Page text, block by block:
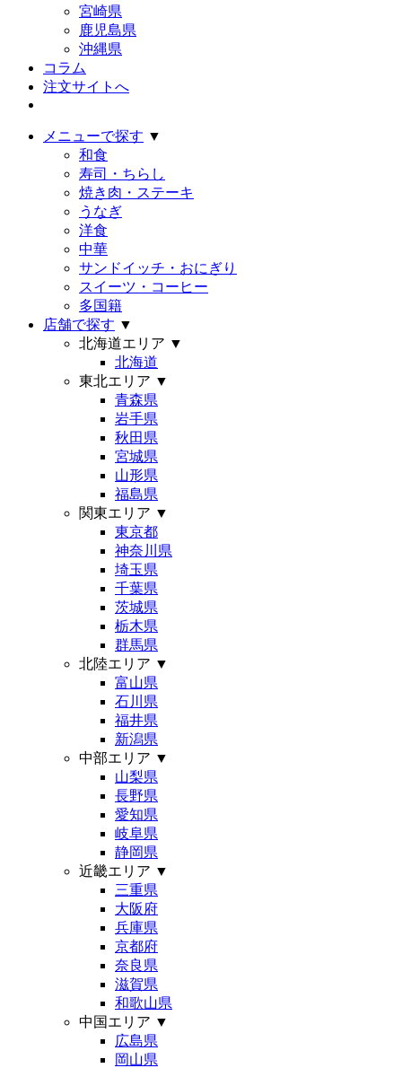
宮崎県
鹿児島県
沖縄県
コラム
注文サイトへ
メニューで探す ▼
和食
寿司・ちらし
焼き肉・ステーキ
うなぎ
洋食
中華
サンドイッチ・おにぎり
スイーツ・コーヒー
多国籍
店舗で探す ▼
北海道エリア ▼
北海道
東北エリア ▼
青森県
岩手県
秋田県
宮城県
山形県
福島県
関東エリア ▼
東京都
神奈川県
埼玉県
千葉県
茨城県
栃木県
群馬県
北陸エリア ▼
富山県
石川県
福井県
新潟県
中部エリア ▼
山梨県
長野県
愛知県
岐阜県
静岡県
近畿エリア ▼
三重県
大阪府
兵庫県
京都府
奈良県
滋賀県
和歌山県
中国エリア ▼
広島県
岡山県